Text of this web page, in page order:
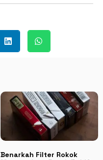
Benarkah Filter Rokok